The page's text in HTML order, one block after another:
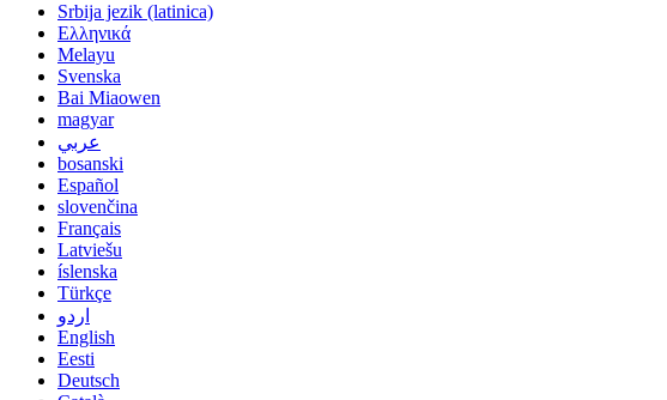
Srbija jezik (latinica)
Ελληνικά
Melayu
Svenska
Bai Miaowen
magyar
عربي
bosanski
Español
slovenčina
Français
Latviešu
íslenska
Türkçe
اردو
English
Eesti
Deutsch